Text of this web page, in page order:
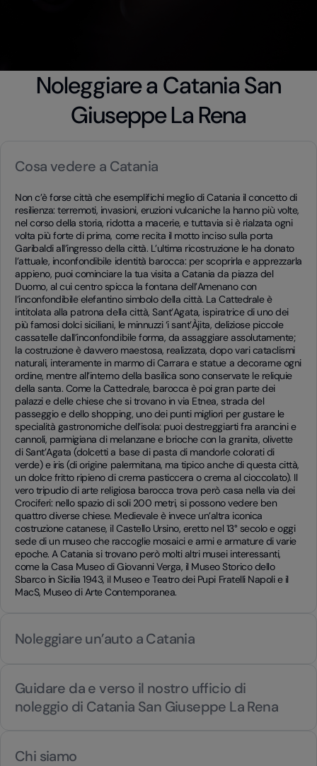
Noleggiare a Catania San
Giuseppe La Rena
Cosa vedere a Catania
Non c’è forse città che esemplifichi meglio di Catania il concetto di
resilienza: terremoti, invasioni, eruzioni vulcaniche la hanno più volte,
nel corso della storia, ridotta a macerie, e tuttavia si è rialzata ogni
volta più forte di prima, come recita il motto inciso sulla porta
Garibaldi all’ingresso della città. L’ultima ricostruzione le ha donato
l’attuale, inconfondibile identità barocca: per scoprirla e apprezzarla
appieno, puoi cominciare la tua visita a Catania da piazza del
Duomo, al cui centro spicca la fontana dell’Amenano con
l’inconfondibile elefantino simbolo della città. La Cattedrale è
intitolata alla patrona della città, Sant’Agata, ispiratrice di uno dei
più famosi dolci siciliani, le minnuzzi ‘i sant’Àjita, deliziose piccole
cassatelle dall’inconfondibile forma, da assaggiare assolutamente;
la costruzione è davvero maestosa, realizzata, dopo vari cataclismi
naturali, interamente in marmo di Carrara e statue a decorarne ogni
ordine, mentre all’interno della basilica sono conservate le reliquie
della santa. Come la Cattedrale, barocca è poi gran parte dei
palazzi e delle chiese che si trovano in via Etnea, strada del
passeggio e dello shopping, uno dei punti migliori per gustare le
specialità gastronomiche dell’isola: puoi destreggiarti fra arancini e
cannoli, parmigiana di melanzane e brioche con la granita, olivette
di Sant’Agata (dolcetti a base di pasta di mandorle colorati di
verde) e iris (di origine palermitana, ma tipico anche di questa città,
un dolce fritto ripieno di crema pasticcera o crema al cioccolato). Il
vero tripudio di arte religiosa barocca trova però casa nella via dei
Crociferi: nello spazio di soli 200 metri, si possono vedere ben
quattro diverse chiese. Medievale è invece un’altra iconica
costruzione catanese, il Castello Ursino, eretto nel 13° secolo e oggi
sede di un museo che raccoglie mosaici e armi e armature di varie
epoche. A Catania si trovano però molti altri musei interessanti,
come la Casa Museo di Giovanni Verga, il Museo Storico dello
Sbarco in Sicilia 1943, il Museo e Teatro dei Pupi Fratelli Napoli e il
MacS, Museo di Arte Contemporanea.
Noleggiare un’auto a Catania
Guidare da e verso il nostro ufficio di
noleggio di Catania San Giuseppe La Rena
Chi siamo